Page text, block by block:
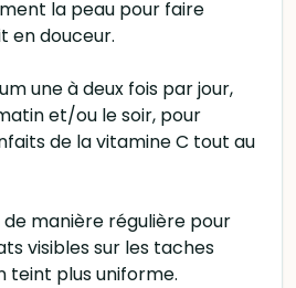
la peau pour faire
en douceur.
une à deux fois par jour,
et/ou le soir, pour
de la vitamine C tout au
de manière régulière pour
visibles sur les taches
teint plus uniforme.